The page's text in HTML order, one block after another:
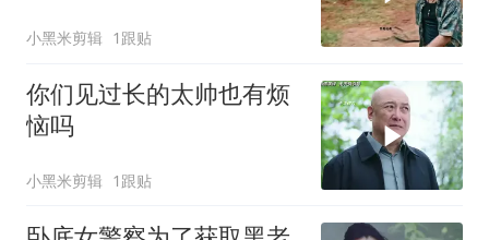
小黑米剪辑 1跟贴
你们见过长的太帅也有烦
恼吗
小黑米剪辑 1跟贴